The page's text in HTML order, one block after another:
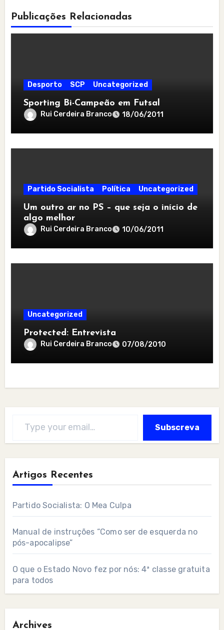
Publicações Relacionadas
Desporto SCP Uncategorized
Sporting Bi-Campeão em Futsal
Rui Cerdeira Branco 18/06/2011
Partido Socialista Política Uncategorized
Um outro ar no PS – que seja o início de
algo melhor
Rui Cerdeira Branco 10/06/2011
Uncategorized
Protected: Entrevista
Rui Cerdeira Branco 07/08/2010
Subscreva
Artigos Recentes
Partido Socialista: O Mea Culpa
Manual de instruções “Como ser de esquerda no
pós-apocalipse”
O que o Estado Novo fez por nós: 4ª classe gratuita
para todos
Archives